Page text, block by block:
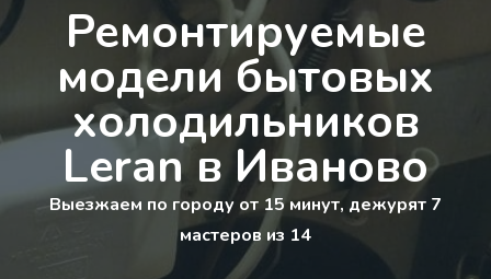
Ремонтируемые
модели бытовых
холодильников
Leran в Иваново
Выезжаем по городу от 15 минут, дежурят 7
мастеров из 14